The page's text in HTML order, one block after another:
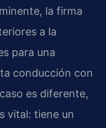
la firma
a la
para una
conducción con
es diferente,
vital: tiene un